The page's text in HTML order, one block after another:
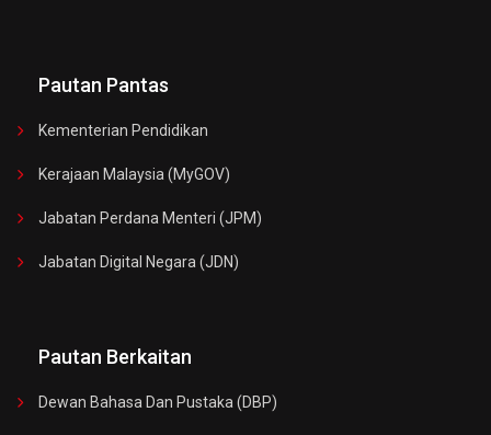
Pautan Pantas
Kementerian Pendidikan
Kerajaan Malaysia (MyGOV)
Jabatan Perdana Menteri (JPM)
Jabatan Digital Negara (JDN)
Pautan Berkaitan
Dewan Bahasa Dan Pustaka (DBP)